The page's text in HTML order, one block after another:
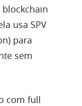
blockchain
usa SPV
para
sem
com full